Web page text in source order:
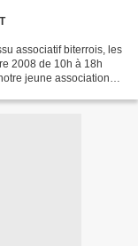
associatif biterrois, les
2008 de 10h à 18h
jeune association